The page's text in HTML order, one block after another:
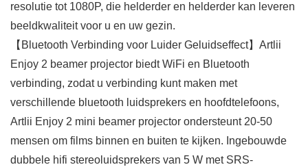
resolutie tot 1080P, die helderder en helderder kan leveren
beeldkwaliteit voor u en uw gezin.
【Bluetooth Verbinding voor Luider Geluidseffect】Artlii
Enjoy 2 beamer projector biedt WiFi en Bluetooth
verbinding, zodat u verbinding kunt maken met
verschillende bluetooth luidsprekers en hoofdtelefoons,
Artlii Enjoy 2 mini beamer projector ondersteunt 20-50
mensen om films binnen en buiten te kijken. Ingebouwde
dubbele hifi stereoluidsprekers van 5 W met SRS-